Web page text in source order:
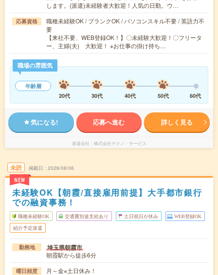
します。(派遣)未経験者大歓迎！人気の日勤。ウ…
応募資格
職種未経験OK / ブランクOK / パソコンスキル不要 / 英語力不
要
【来社不要、WEB登録OK！】〇未経験大歓迎！〇フリータ
ー、主婦(夫) 大歓迎！ ※お仕事の掛け持ち…
職場の雰囲気
年齢層
20代
30代 40代 50代 60代
気になる! 応募へ進む 詳しく見る
派遣会社 株式会社テクノ・サービス
未読
NEW
掲載日 2026/08/06
未経験OK【朝霞/直接雇用前提】大手都市銀行
での融資事務！
職種未経験OK 交通費別途支給あり 土日祝日が休み WEB登録OK
紹介予定派遣
勤務地 埼玉県朝霞市
朝霞駅から徒歩6分
曜日頻度 月～金※土日休み！